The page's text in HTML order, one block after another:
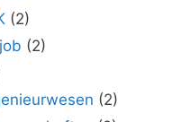
(2)
(2)
(2)